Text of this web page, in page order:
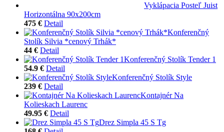
Vyklápacia Posteľ Juist
Horizontálna 90x200cm
475 € Detail
Konferenčný
Stolík Silvia *cenový Trhák*
44 € Detail
Konferenčný Stolík Tender 1
54.9 € Detail
Konferenčný Stolík Style
239 € Detail
Kontajnér Na
Kolieskach Laurenc
49.95 € Detail
Drez Simpla 45 S Tg